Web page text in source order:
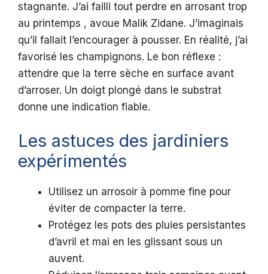
stagnante. J’ai failli tout perdre en arrosant trop
au printemps , avoue Malik Zidane. J’imaginais
qu’il fallait l’encourager à pousser. En réalité, j’ai
favorisé les champignons. Le bon réflexe :
attendre que la terre sèche en surface avant
d’arroser. Un doigt plongé dans le substrat
donne une indication fiable.
Les astuces des jardiniers
expérimentés
Utilisez un arrosoir à pomme fine pour
éviter de compacter la terre.
Protégez les pots des pluies persistantes
d’avril et mai en les glissant sous un
auvent.